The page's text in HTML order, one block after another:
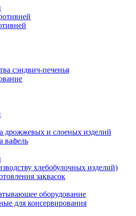
сэндвич-печенья
дрожжевых и слоеных изделий
вафель
хлебобулочных изделий)
заквасок
оборудование
для консервирования